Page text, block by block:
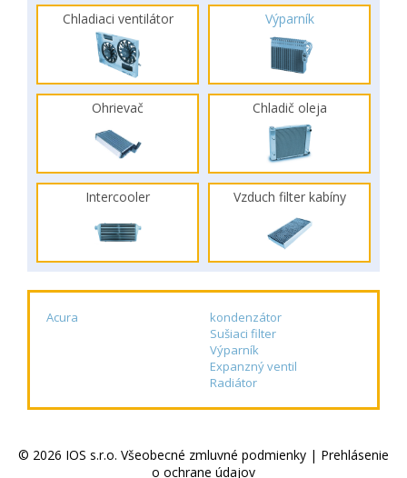
Chladiaci ventilátor Výparník
Ohrievač Chladič oleja
Intercooler Vzduch filter kabíny
Acura
kondenzátor
Sušiaci filter
Výparník
Expanzný ventil
Radiátor
© 2026 IOS s.r.o. Všeobecné zmluvné podmienky | Prehlásenie
o ochrane údajov